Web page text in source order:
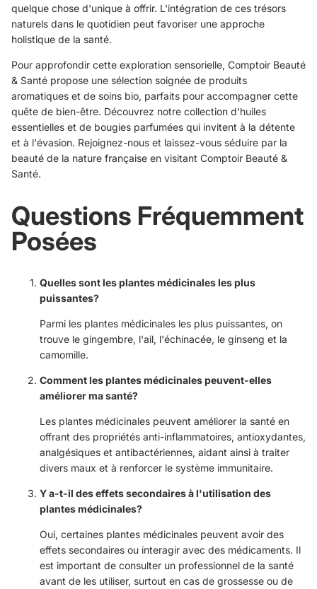
quelque chose d'unique à offrir. L'intégration de ces trésors
naturels dans le quotidien peut favoriser une approche
holistique de la santé.
Pour approfondir cette exploration sensorielle, Comptoir Beauté
& Santé propose une sélection soignée de produits
aromatiques et de soins bio, parfaits pour accompagner cette
quête de bien-être. Découvrez notre collection d'huiles
essentielles et de bougies parfumées qui invitent à la détente
et à l'évasion. Rejoignez-nous et laissez-vous séduire par la
beauté de la nature française en visitant Comptoir Beauté &
Santé.
Questions Fréquemment
Posées
Quelles sont les plantes médicinales les plus
puissantes?
Parmi les plantes médicinales les plus puissantes, on
trouve le gingembre, l'ail, l'échinacée, le ginseng et la
camomille.
Comment les plantes médicinales peuvent-elles
améliorer ma santé?
Les plantes médicinales peuvent améliorer la santé en
offrant des propriétés anti-inflammatoires, antioxydantes,
analgésiques et antibactériennes, aidant ainsi à traiter
divers maux et à renforcer le système immunitaire.
Y a-t-il des effets secondaires à l'utilisation des
plantes médicinales?
Oui, certaines plantes médicinales peuvent avoir des
effets secondaires ou interagir avec des médicaments. Il
est important de consulter un professionnel de la santé
avant de les utiliser, surtout en cas de grossesse ou de